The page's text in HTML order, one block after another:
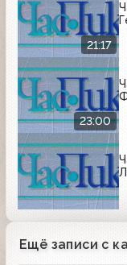
21:17
23:00
Ещё записи с